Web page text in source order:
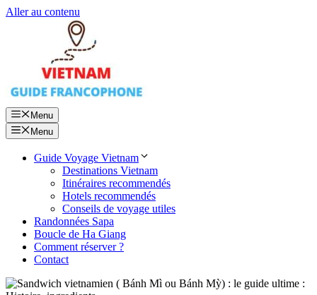
Aller au contenu
Menu
Menu
Guide Voyage Vietnam
Destinations Vietnam
Itinéraires recommendés
Hotels recommendés
Conseils de voyage utiles
Randonnées Sapa
Boucle de Ha Giang
Comment réserver ?
Contact